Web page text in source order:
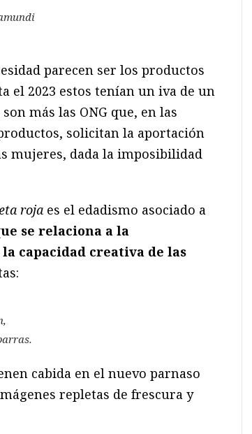
parecen ser los productos
el 2023 estos tenían un iva de un
más las ONG que, en las
solicitan la aportación
mujeres, dada la imposibilidad
roja es el edadismo asociado a
se relaciona a la
capacidad creativa de las
cabida en el nuevo parnaso
repletas de frescura y